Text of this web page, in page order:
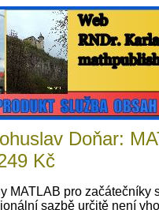
Doňar:
Kč
MATLAB pro
sazbě určitě není